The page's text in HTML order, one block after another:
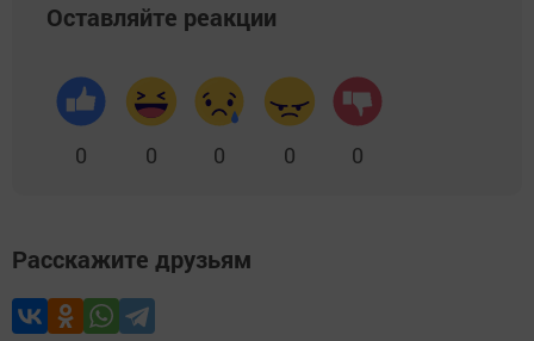
Оставляйте реакции
0 0 0 0 0
Расскажите друзьям